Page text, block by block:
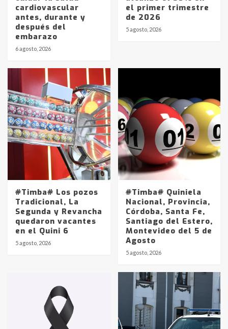
cardiovascular
antes, durante y
después del
embarazo
6 agosto, 2026
el primer trimestre
de 2026
5 agosto, 2026
#Timba# Los pozos
Tradicional, La
Segunda y Revancha
quedaron vacantes
en el Quini 6
5 agosto, 2026
#Timba# Quiniela
Nacional, Provincia,
Córdoba, Santa Fe,
Santiago del Estero,
Montevideo del 5 de
Agosto
5 agosto, 2026
Identidad de los adolescentes
pampeanos que fueron
en la mañana del lunes
Accidente en Ruta 5: falleció un
joven de Trenque Lauquen